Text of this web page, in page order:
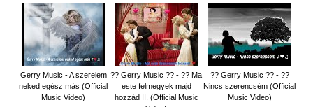
Gerry Music - A szerelem
neked egész más (Official
Music Video)
?? Gerry Music ?? - ?? Ma
este felmegyek majd
hozzád II. (Official Music
?? Gerry Music ?? - ??
Nincs szerencsém (Official
Music Video)